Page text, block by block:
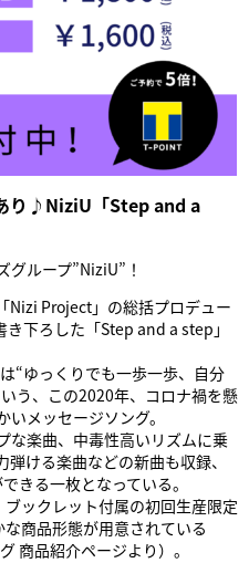
り♪NiziU「Step and a
ループ”NiziU”！
Nizi Project」の総括プロデュー
下ろした「Step and a step」
“ゆっくりでも一歩一歩、自分
う、この2020年、コロナ禍を懸
メッセージソング。
な楽曲、中毒性高いリズムに乗
ける楽曲などの新曲も収録、
きる一枚となっている。
ックレット付属の初回生産限定
商品形態が用意されている
商品紹介ページより）。